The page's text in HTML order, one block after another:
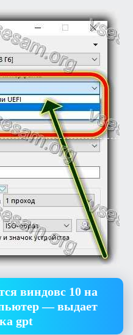
виндовс 10 на
— выдает
gpt